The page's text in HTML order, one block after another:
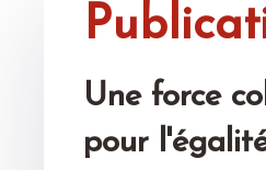
Une force
pour